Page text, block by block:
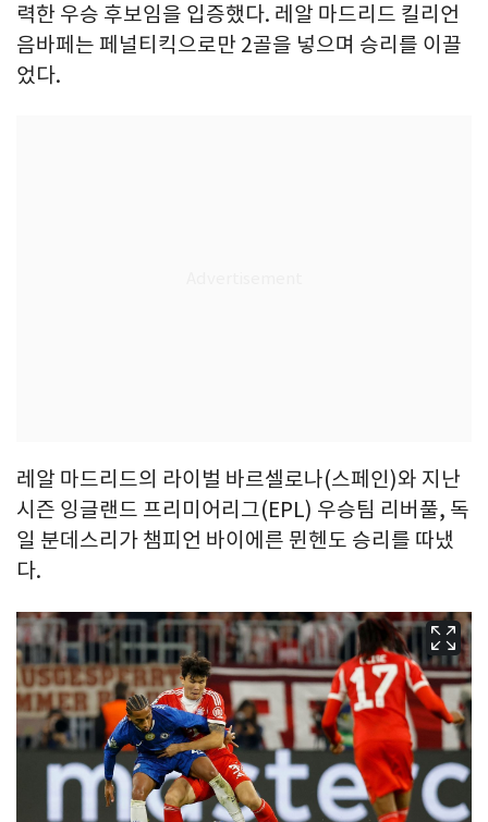
력한 우승 후보임을 입증했다. 레알 마드리드 킬리언
음바페는 페널티킥으로만 2골을 넣으며 승리를 이끌
었다.
레알 마드리드의 라이벌 바르셀로나(스페인)와 지난
시즌 잉글랜드 프리미어리그(EPL) 우승팀 리버풀, 독
일 분데스리가 챔피언 바이에른 뮌헨도 승리를 따냈
다.